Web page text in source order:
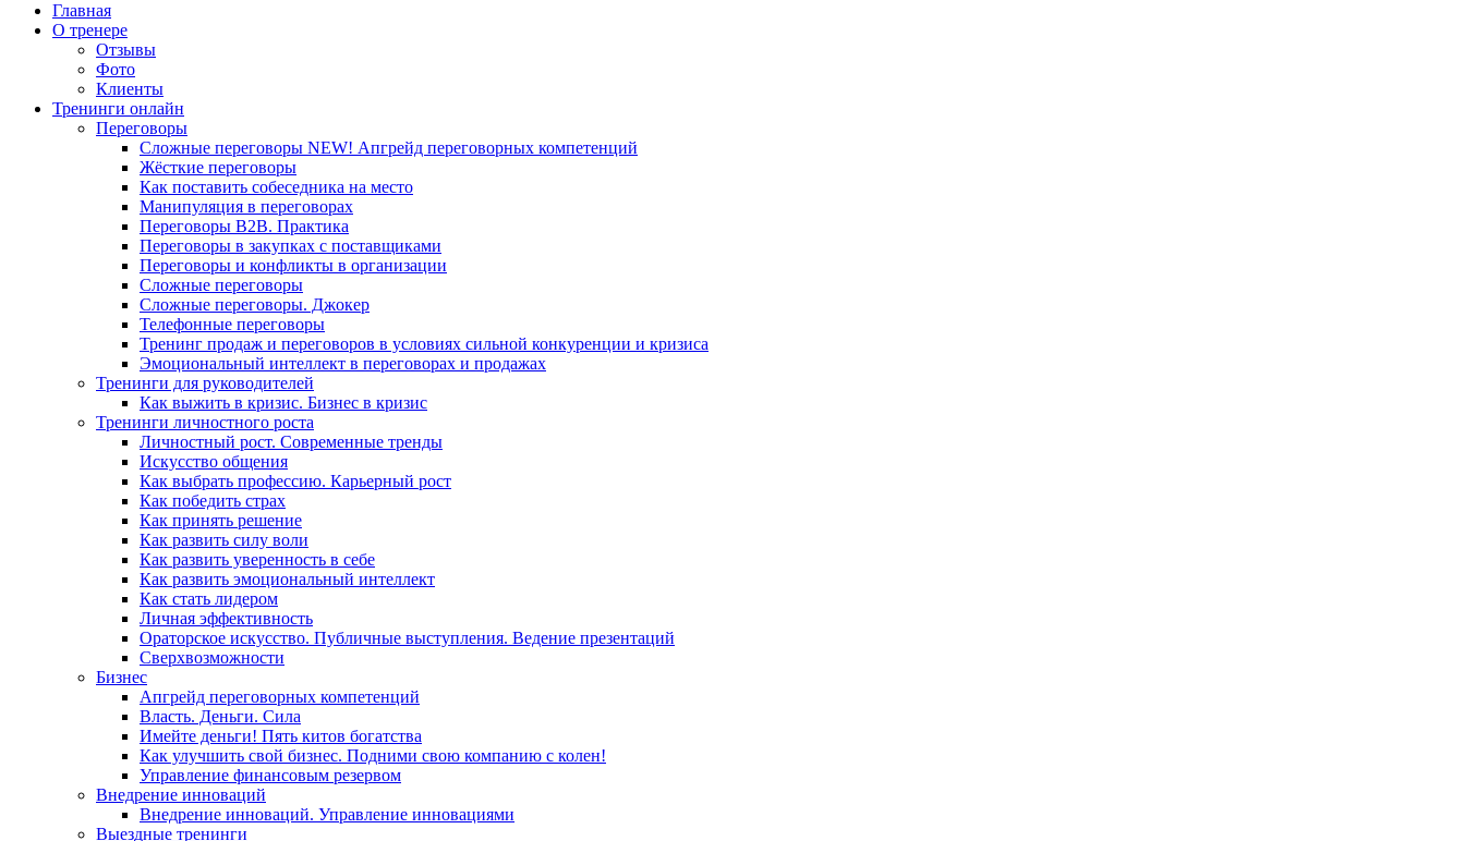
Главная
О тренере
Отзывы
Фото
Клиенты
Тренинги онлайн
Переговоры
Сложные переговоры NEW! Апгрейд переговорных компетенций
Жёсткие переговоры
Как поставить собеседника на место
Манипуляция в переговорах
Переговоры B2B. Практика
Переговоры в закупках с поставщиками
Переговоры и конфликты в организации
Сложные переговоры
Сложные переговоры. Джокер
Телефонные переговоры
Тренинг продаж и переговоров в условиях сильной конкуренции и кризиса
Эмоциональный интеллект в переговорах и продажах
Тренинги для руководителей
Как выжить в кризис. Бизнес в кризис
Тренинги личностного роста
Личностный рост. Современные тренды
Искусство общения
Как выбрать профессию. Карьерный рост
Как победить страх
Как принять решение
Как развить силу воли
Как развить уверенность в себе
Как развить эмоциональный интеллект
Как стать лидером
Личная эффективность
Ораторское искусство. Публичные выступления. Ведение презентаций
Сверхвозможности
Бизнес
Апгрейд переговорных компетенций
Власть. Деньги. Сила
Имейте деньги! Пять китов богатства
Как улучшить свой бизнес. Подними свою компанию с колен!
Управление финансовым резервом
Внедрение инноваций
Внедрение инноваций. Управление инновациями
Выездные тренинги